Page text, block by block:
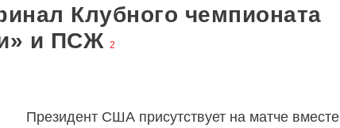
Клубного чемпионата
и ПСЖ 2
Президент США присутствует на матче вместе